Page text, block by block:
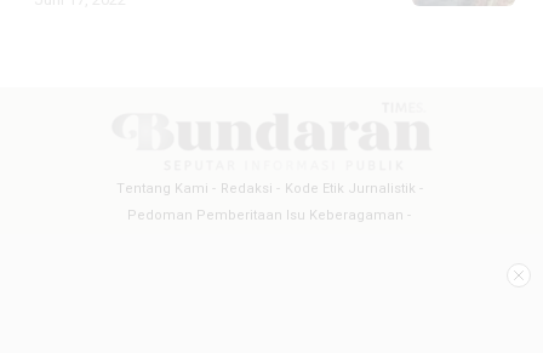
Tentang Kami Redaksi
Kode Etik Jurnalistik
Pedoman Pemberitaan Isu Keberagaman